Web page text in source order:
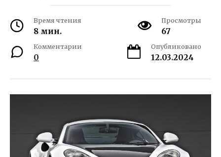
Время чтения
8 мин.
Просмотры
67
Комментарии
0
Опубликовано
12.03.2024